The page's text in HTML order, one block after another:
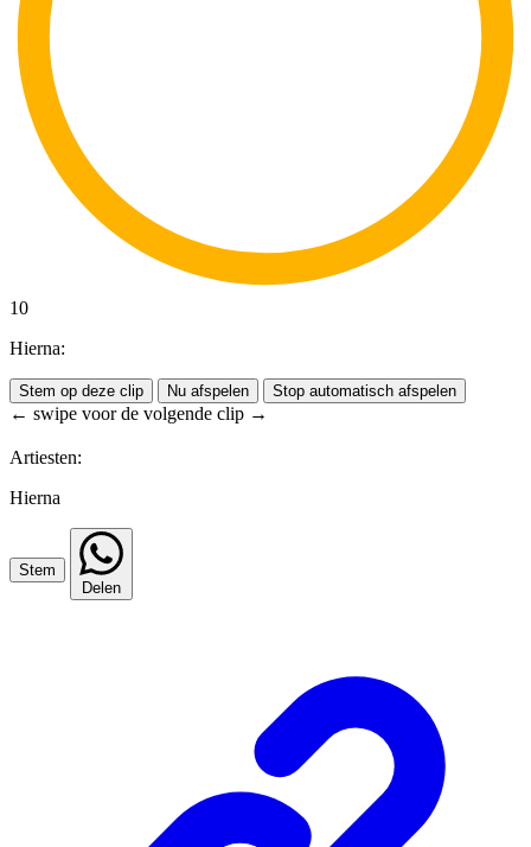
10
Hierna:
Stem op deze clip Nu afspelen Stop automatisch afspelen
← swipe voor de volgende clip →
Artiesten:
Hierna
Stem
Delen